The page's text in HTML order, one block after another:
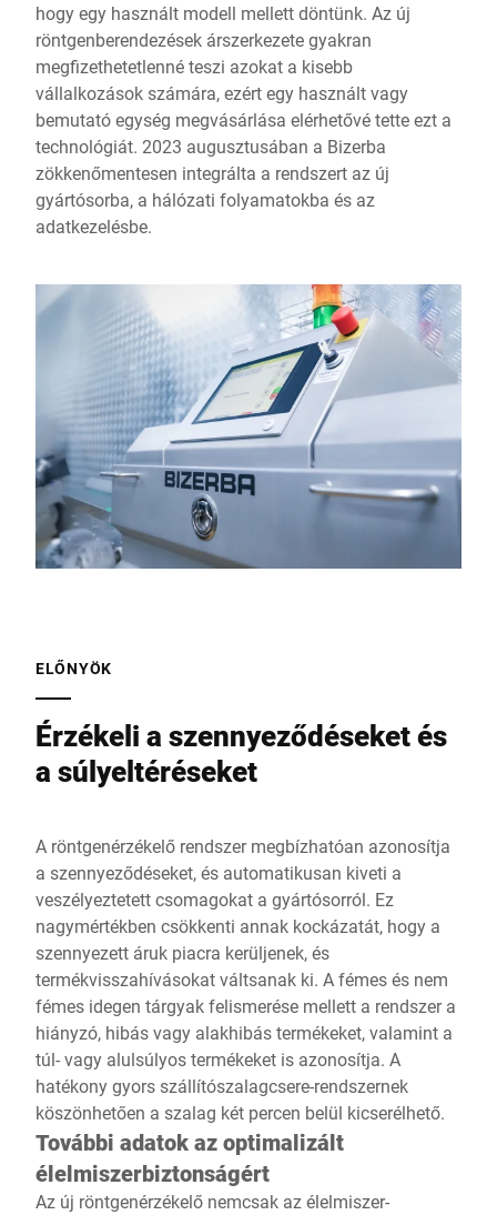
hogy egy használt modell mellett döntünk. Az új
röntgenberendezések árszerkezete gyakran
megfizethetetlenné teszi azokat a kisebb
vállalkozások számára, ezért egy használt vagy
bemutató egység megvásárlása elérhetővé tette ezt a
technológiát. 2023 augusztusában a Bizerba
zökkenőmentesen integrálta a rendszert az új
gyártósorba, a hálózati folyamatokba és az
adatkezelésbe.
ELŐNYÖK
Érzékeli a szennyeződéseket és
a súlyeltéréseket
A röntgenérzékelő rendszer megbízhatóan azonosítja
a szennyeződéseket, és automatikusan kiveti a
veszélyeztetett csomagokat a gyártósorról. Ez
nagymértékben csökkenti annak kockázatát, hogy a
szennyezett áruk piacra kerüljenek, és
termékvisszahívásokat váltsanak ki. A fémes és nem
fémes idegen tárgyak felismerése mellett a rendszer a
hiányzó, hibás vagy alakhibás termékeket, valamint a
túl- vagy alulsúlyos termékeket is azonosítja. A
hatékony gyors szállítószalagcsere-rendszernek
köszönhetően a szalag két percen belül kicserélhető.
További adatok az optimalizált
élelmiszerbiztonságért
Az új röntgenérzékelő nemcsak az élelmiszer-